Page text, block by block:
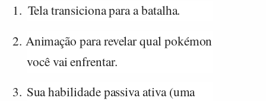
1. Tela transiciona para a batalha.
2. Animação para revelar qual pokémon
você vai enfrentar.
3. Sua habilidade passiva ativa (uma